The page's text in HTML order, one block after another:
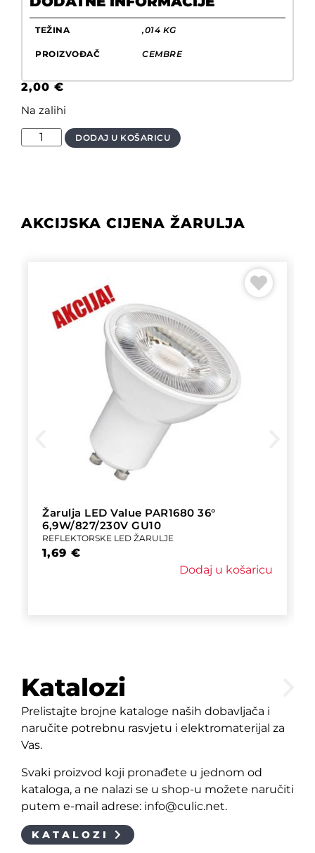
TEŽINA ,014 KG
PROIZVOĐAČ CEMBRE
2,00 €
Na zalihi
DODAJ U KOŠARICU
AKCIJSKA CIJENA ŽARULJA
Žarulja LED Value PAR1680 36°
6,9W/827/230V GU10
REFLEKTORSKE LED ŽARULJE
1,69 €
Dodaj u košaricu
Katalozi
Prelistajte brojne kataloge naših dobavljača i
naručite potrebnu rasvjetu i elektromaterijal za
Vas.
Svaki proizvod koji pronađete u jednom od
kataloga, a ne nalazi se u shop-u možete naručiti
putem e-mail adrese: info@culic.net.
KATALOZI